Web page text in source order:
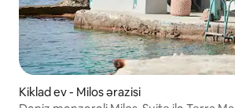
Kiklad ev - Milos ərazisi